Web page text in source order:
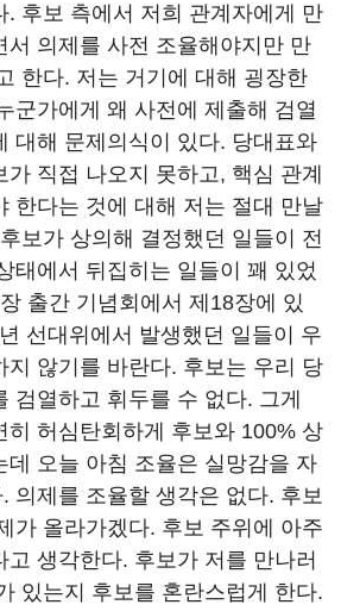
. 후보 측에서 저희 관계자에게 만
서 의제를 사전 조율해야지만 만
한다. 저는 거기에 대해 굉장한
군가에게 왜 사전에 제출해 검열
대해 문제의식이 있다. 당대표와
직접 나오지 못하고, 핵심 관계
한다는 것에 대해 저는 절대 만날
보가 상의해 결정했던 일들이 전
태에서 뒤집히는 일들이 꽤 있었
출간 기념회에서 제18장에 있
선대위에서 발생했던 일들이 우
지 않기를 바란다. 후보는 우리 당
검열하고 휘두를 수 없다. 그게
히 허심탄회하게 후보와 100% 상
데 오늘 아침 조율은 실망감을 자
의제를 조율할 생각은 없다. 후보
가 올라가겠다. 후보 주위에 아주
고 생각한다. 후보가 저를 만나러
있는지 후보를 혼란스럽게 한다.